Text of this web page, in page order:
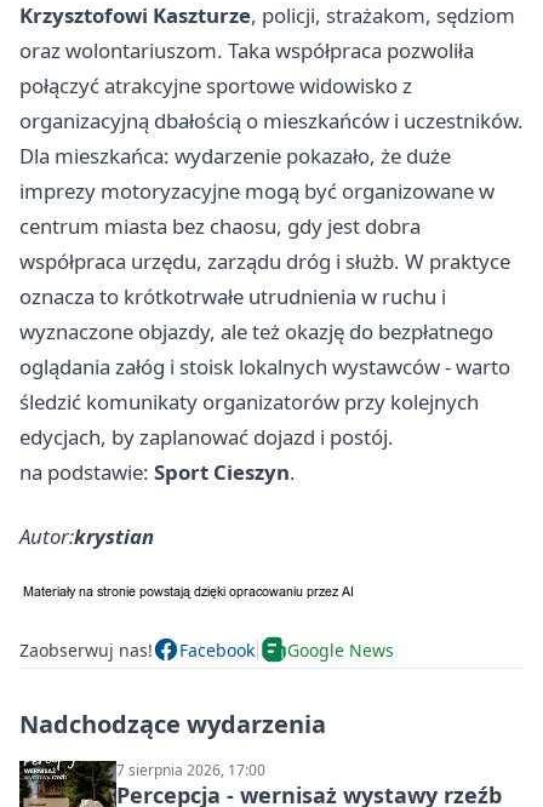
Krzysztofowi Kaszturze, policji, strażakom, sędziom
oraz wolontariuszom. Taka współpraca pozwoliła
połączyć atrakcyjne sportowe widowisko z
organizacyjną dbałością o mieszkańców i uczestników.
Dla mieszkańca: wydarzenie pokazało, że duże
imprezy motoryzacyjne mogą być organizowane w
centrum miasta bez chaosu, gdy jest dobra
współpraca urzędu, zarządu dróg i służb. W praktyce
oznacza to krótkotrwałe utrudnienia w ruchu i
wyznaczone objazdy, ale też okazję do bezpłatnego
oglądania załóg i stoisk lokalnych wystawców - warto
śledzić komunikaty organizatorów przy kolejnych
edycjach, by zaplanować dojazd i postój.
na podstawie: Sport Cieszyn.
Autor:krystian
Zaobserwuj nas! Facebook Google News
Nadchodzące wydarzenia
7 sierpnia 2026, 17:00
Percepcja - wernisaż wystawy rzeźb